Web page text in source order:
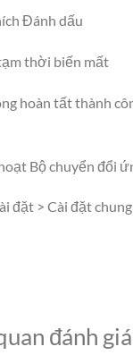
Đánh dấu
thời biến mất
hoàn tất thành
Bộ chuyển đổi
đặt > Cài đặt
đánh giá